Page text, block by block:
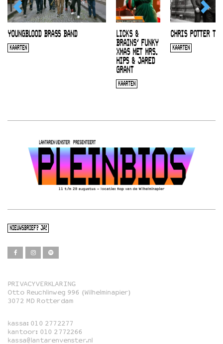
YOUNGBLOOD BRASS BAND
KAARTEN
LICKS &
BRAINS’ FUNKY
XMAS MET MRS.
HIPS & JARED
GRANT
KAARTEN
CHRIS POTTER
KAARTEN
NIEUWSBRIEF? JA!
Film
Familie
PRIVACYVERKLARING
Otto Reuchlinweg 996 (Wilhelminapier)
3072 MD Rotterdam
kassa: 010 2772277
kantoor: 010 2772266
kassa@lantarenvenster.nl